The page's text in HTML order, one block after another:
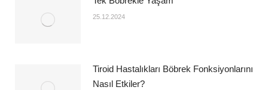
25.12.2024
Tiroid Hastalıkları Böbrek Fonksiyonlarını
Nasıl Etkiler?